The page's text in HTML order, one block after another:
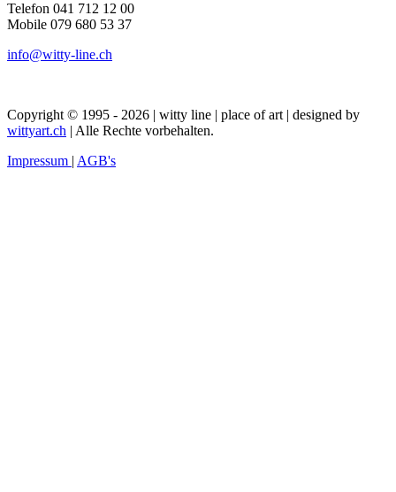
Telefon 041 712 12 00
Mobile 079 680 53 37
info@witty-line.ch
Copyright © 1995 - 2026 | witty line | place of art | designed by
wittyart.ch | Alle Rechte vorbehalten.
Impressum | AGB's